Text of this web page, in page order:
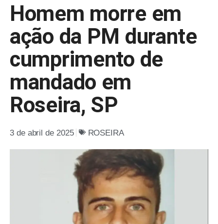
Homem morre em
ação da PM durante
cumprimento de
mandado em
Roseira, SP
3 de abril de 2025 ROSEIRA